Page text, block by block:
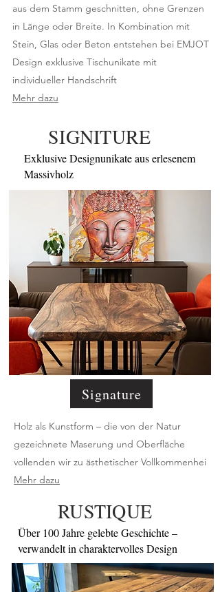
aus dem Stamm geschnitten, ohne Grenzen
in Länge oder Breite. In Kombination mit
Stein, Glas oder Beton entstehen bei EMJOT
Design exklusive Tischunikate mit
individueller Handschrift
Mehr dazu
SIGNITURE
Exklusive Designunikate aus erlesenem
Massivholz
Signature
Holz als Kunstform – die von der Natur
gezeichnete Maserung und Oberfläche
vollenden wir zu ästhetischer Vollkommenhei
Mehr dazu
RUSTIQUE
Über 100 Jahre gelebte Geschichte –
verwandelt in charaktervolles Design